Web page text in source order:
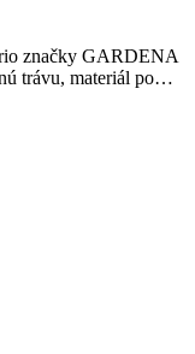
značky GARDENA
trávu, materiál po
a s úsporou...